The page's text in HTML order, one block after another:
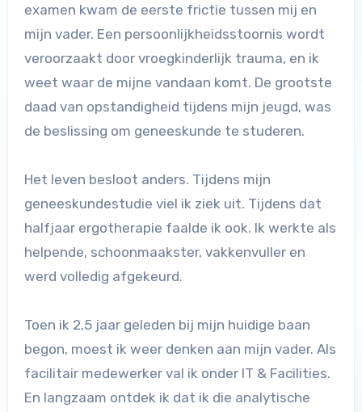
examen kwam de eerste frictie tussen mij en
mijn vader. Een persoonlijkheidsstoornis wordt
veroorzaakt door vroegkinderlijk trauma, en ik
weet waar de mijne vandaan komt. De grootste
daad van opstandigheid tijdens mijn jeugd, was
de beslissing om geneeskunde te studeren.
Het leven besloot anders. Tijdens mijn
geneeskundestudie viel ik ziek uit. Tijdens dat
halfjaar ergotherapie faalde ik ook. Ik werkte als
helpende, schoonmaakster, vakkenvuller en
werd volledig afgekeurd.
Toen ik 2,5 jaar geleden bij mijn huidige baan
begon, moest ik weer denken aan mijn vader. Als
facilitair medewerker val ik onder IT & Facilities.
En langzaam ontdek ik dat ik die analytische